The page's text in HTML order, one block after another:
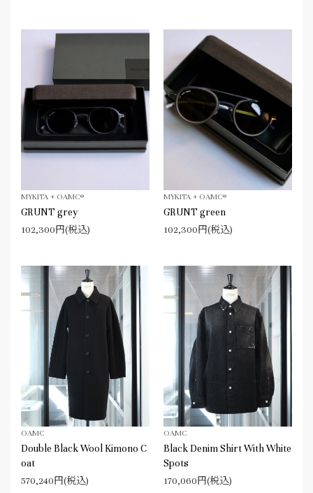
MYKITA + OAMC®
GRUNT grey
102,300円(税込)
MYKITA + OAMC®
GRUNT green
102,300円(税込)
OAMC
Double Black Wool Kimono C
oat
570,240円(税込)
OAMC
Black Denim Shirt With White
Spots
170,060円(税込)